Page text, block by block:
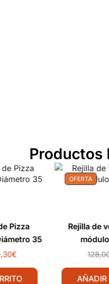
Productos
Pizza
35
€
OFERTA
Rejilla de
AÑADIR